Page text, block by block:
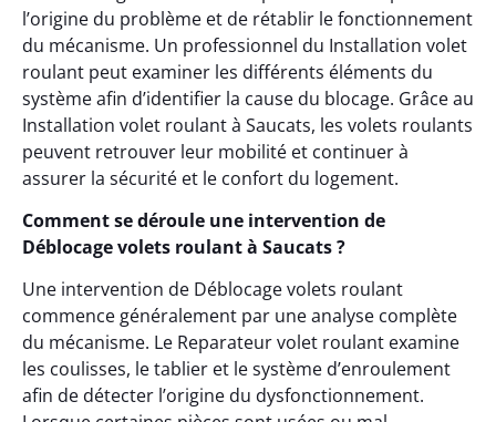
l’origine du problème et de rétablir le fonctionnement
du mécanisme. Un professionnel du Installation volet
roulant peut examiner les différents éléments du
système afin d’identifier la cause du blocage. Grâce au
Installation volet roulant à Saucats, les volets roulants
peuvent retrouver leur mobilité et continuer à
assurer la sécurité et le confort du logement.
Comment se déroule une intervention de
Déblocage volets roulant à Saucats ?
Une intervention de Déblocage volets roulant
commence généralement par une analyse complète
du mécanisme. Le Reparateur volet roulant examine
les coulisses, le tablier et le système d’enroulement
afin de détecter l’origine du dysfonctionnement.